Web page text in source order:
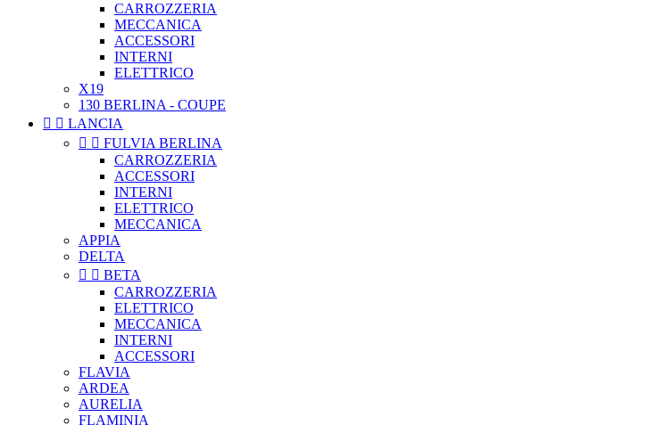
CARROZZERIA
MECCANICA
ACCESSORI
INTERNI
ELETTRICO
X19
130 BERLINA - COUPE
  LANCIA
  FULVIA BERLINA
CARROZZERIA
ACCESSORI
INTERNI
ELETTRICO
MECCANICA
APPIA
DELTA
  BETA
CARROZZERIA
ELETTRICO
MECCANICA
INTERNI
ACCESSORI
FLAVIA
ARDEA
AURELIA
FLAMINIA